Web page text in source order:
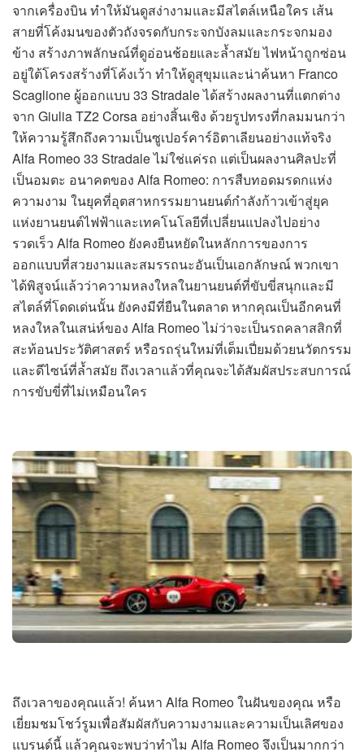
จากเครื่องบิน ทำให้มันดูสง่างามและมีสไตล์เหนือใคร เส้น
สายที่โค้งมนของตัวถังจรดกับกระจกบังลมและกระจกมอง
ข้าง สร้างภาพลักษณ์ที่ดูอ่อนช้อยและล้ำสมัย ไฟหน้าถูกซ่อน
อยู่ใต้โครงสร้างที่โค้งเว้า ทำให้ดูสุขุมและน่าค้นหา Franco
Scaglione ผู้ออกแบบ 33 Stradale ได้สร้างผลงานที่แตกต่าง
จาก Giulia TZ2 Corsa อย่างสิ้นเชิง ด้วยรูปทรงที่กลมมนกว่า
ให้ความรู้สึกถึงความเป็นซูเปอร์คาร์อิตาเลียนอย่างแท้จริง
Alfa Romeo 33 Stradale ไม่ใช่แค่รถ แต่เป็นผลงานศิลปะที่
เป็นอมตะ อนาคตของ Alfa Romeo: การสืบทอดมรดกแห่ง
ความงาม ในยุคที่อุตสาหกรรมยานยนต์กำลังก้าวเข้าสู่ยุค
แห่งยานยนต์ไฟฟ้าและเทคโนโลยีที่เปลี่ยนแปลงไปอย่าง
รวดเร็ว Alfa Romeo ยังคงยืนหยัดในหลักการของการ
ออกแบบที่สวยงามและสมรรถนะอันเป็นเอกลักษณ์ พวกเขา
ได้พิสูจน์แล้วว่าความหลงใหลในยานยนต์ที่ขับขี่สนุกและมี
สไตล์ที่โดดเด่นนั้น ยังคงมีที่ยืนในตลาด หากคุณเป็นอีกคนที่
หลงใหลในเสน่ห์ของ Alfa Romeo ไม่ว่าจะเป็นรถคลาสสิกที่
สะท้อนประวัติศาสตร์ หรือรถรุ่นใหม่ที่เต็มเปี่ยมด้วยนวัตกรรม
และดีไซน์ที่ล้ำสมัย ถึงเวลาแล้วที่คุณจะได้สัมผัสประสบการณ์
การขับขี่ที่ไม่เหมือนใคร
ถึงเวลาของคุณแล้ว! ค้นหา Alfa Romeo ในฝันของคุณ หรือ
เยี่ยมชมโชว์รูมเพื่อสัมผัสกับความงามและความเป็นเลิศของ
แบรนด์นี้ แล้วคุณจะพบว่าทำไม Alfa Romeo จึงเป็นมากกว่า